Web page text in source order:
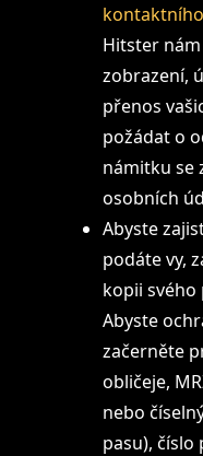
Hitster
zobrazení,
přenos
požádat o
námitku se
osobních
Abyste
podáte vy,
kopii
Abyste
začerněte
obličeje,
nebo
pasu), číslo